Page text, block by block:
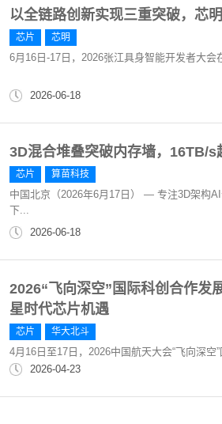
以全链路创新实现三重突破，芯
芯片 芯明
6月16日-17日，2026张江具身智能开发者大会
2026-06-18
3D混合堆叠突破内存墙，16TB/s
芯片 算苗科技
中国北京（2026年6月17日） — 专注3D架构
下...
2026-06-18
2026“飞向深空”国际科创合作发
星时代芯片机遇
芯片 华大北斗
4月16日至17日，2026中国航天大会“飞向深空
2026-04-23